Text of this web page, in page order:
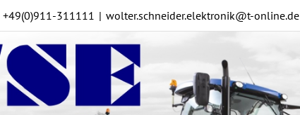
+49(0)911-311111 | wolter.schneider.elektronik@t-online.de